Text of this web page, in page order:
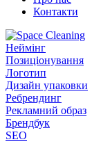
Контакти
Неймінг
Позиціонування
Логотип
Дизайн упаковки
Ребрендинг
Рекламний образ
Брендбук
SEO